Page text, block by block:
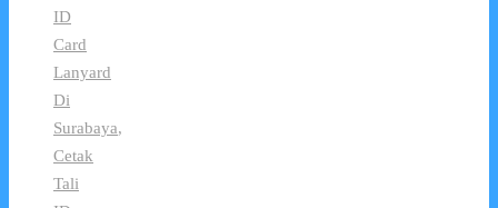
ID
Card
Lanyard
Di
Surabaya,
Cetak
Tali